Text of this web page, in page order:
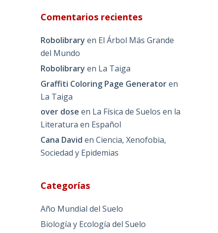
Comentarios recientes
Robolibrary en El Árbol Más Grande
del Mundo
Robolibrary en La Taiga
Graffiti Coloring Page Generatoren
La Taiga
over dose en La Física de Suelos en la
Literatura en Español
Cana David enCiencia, Xenofobia,
Sociedad y Epidemias
Categorías
Año Mundial del Suelo
Biología y Ecología del Suelo